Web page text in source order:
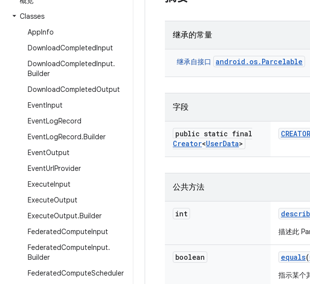
Classes
AppInfo
DownloadCompletedInput
DownloadCompletedInput.
Builder
DownloadCompletedOutput
EventInput
EventLogRecord
EventLogRecord.Builder
EventOutput
EventUrlProvider
ExecuteInput
ExecuteOutput
ExecuteOutput.Builder
FederatedComputeInput
FederatedComputeInput.
Builder
FederatedComputeScheduler
继承的常量
继承自接口 android.os.Parcelable
字段
public static final
Creator<UserData>
CREATOR
公共方法
int
描述此
boolean equals(
指示某个